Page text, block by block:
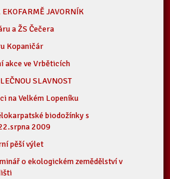
JAVORNÍK
a ŽS Čečera
Kopaničár
akce ve Vrběticích
SLAVNOST
na Velkém Lopeníku
biodožínky s
2009
pěší výlet
o ekologickém zemědělství v